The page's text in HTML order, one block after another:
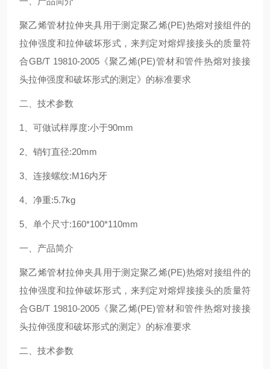
聚乙烯管材拉伸夹具用于测定聚乙烯(PE)热熔对接组件的
拉伸强度和拉伸破坏形式，来判定对熔焊接接头的质量符
合GB/T 19810-2005《聚乙烯(PE)管材和管件热熔对接接
头拉伸强度和破坏形式的测定》的标准要求
二、技术参数
1 、可做试样厚度:小于90mm
2 、销钉直径:20mm
3 、连接螺纹:M16内牙
4 、净重:5.7kg
5 、单个尺寸:160*100*110mm
一、产品简介
聚乙烯管材拉伸夹具用于测定聚乙烯(PE)热熔对接组件的
拉伸强度和拉伸破坏形式，来判定对熔焊接接头的质量符
合GB/T 19810-2005《聚乙烯(PE)管材和管件热熔对接接
头拉伸强度和破坏形式的测定》的标准要求
二、技术参数